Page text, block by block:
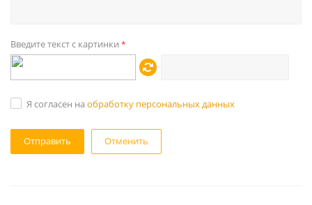
Введите текст с картинки *
Я согласен на обработку персональных данных
Отменить